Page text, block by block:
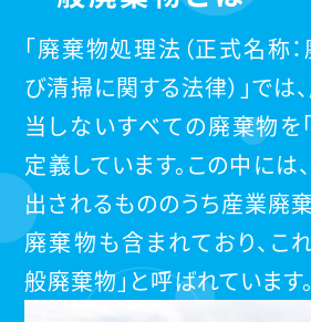
「廃棄物処理法（正式名称
び清掃に関する法律）」では
当しないすべての廃棄物を
定義しています。この中には
出されるもののうち産業廃
廃棄物も含まれており、こ
般廃棄物」と呼ばれています。